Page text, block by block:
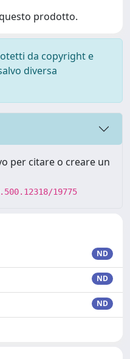
prodotto.
da copyright e
diversa
per citare o creare un
19775
ND
ND
ND